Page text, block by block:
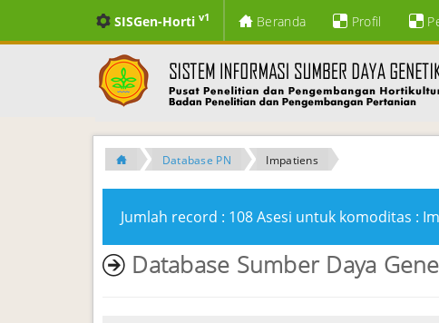
SISGen-Horti v1 Beranda Profil
Database PN Impatiens
Jumlah record : 108 Asesi untuk komoditas :
Database Sumber Daya